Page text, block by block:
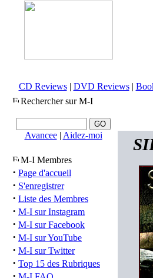
CD Reviews| DVD Reviews|
Rechercher sur M-I
Avancee| Aidez-moi
M-I Membres
· Page d'accueil
· S'enregistrer
· Liste des Membres
· M-I sur Instagram
· M-I sur Facebook
· M-I sur YouTube
· M-I sur Twitter
· Top 15 des Rubriques